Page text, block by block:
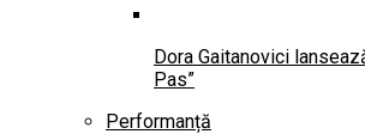
Dora Gaitanovici
Pas”
Performanță